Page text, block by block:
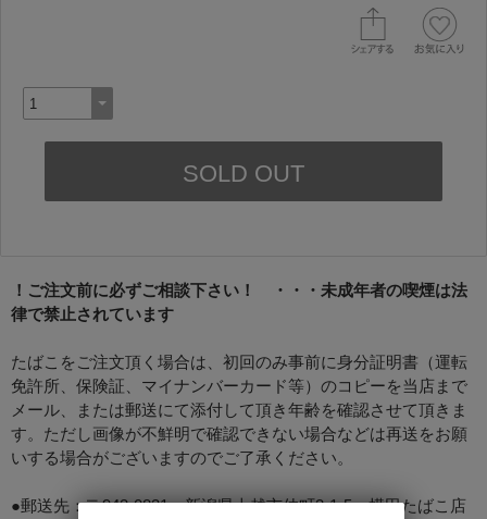
！ご注文前に必ずご相談下さい！ ・・・未成年者の喫煙は法
律で禁止されています
たばこをご注文頂く場合は、初回のみ事前に身分証明書（運転
免許所、保険証、マイナンバーカード等）のコピーを当店まで
メール、または郵送にて添付して頂き年齢を確認させて頂きま
す。ただし画像が不鮮明で確認できない場合などは再送をお願
いする場合がございますのでご了承ください。
●郵送先：〒943-0831 新潟県上越市仲町3-1-5 横田たばこ店